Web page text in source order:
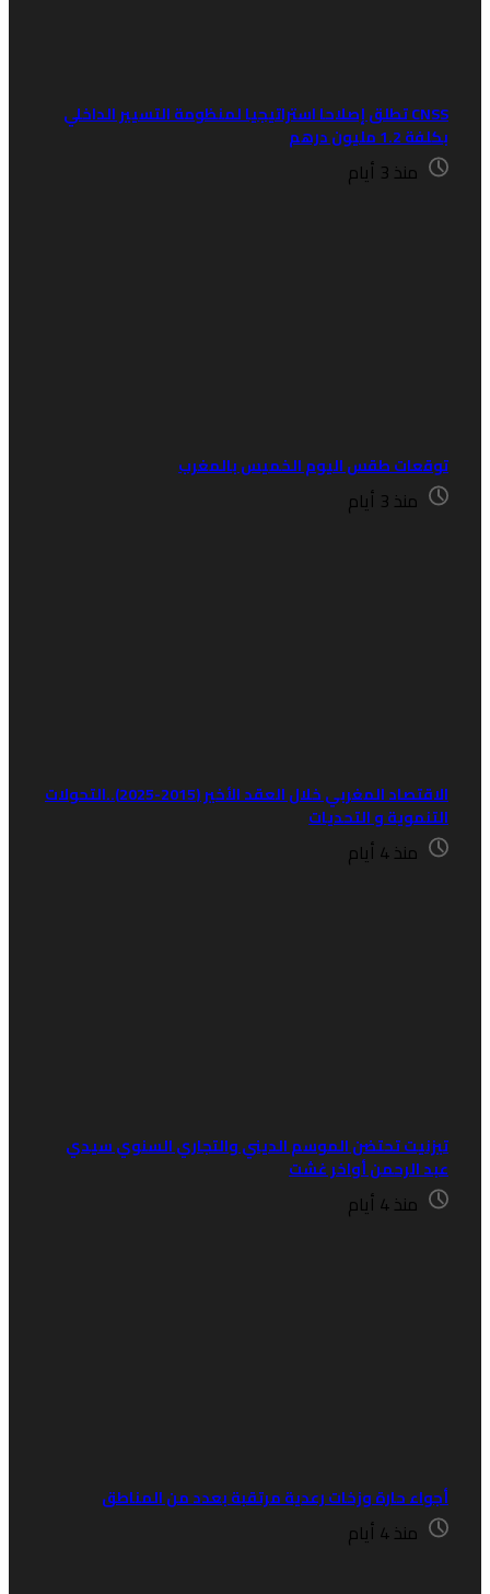
CNSS تطلق إصلاحا استراتيجيا لمنظومة التسيير الداخلي
منذ 3 أيام
طقس اليوم الخميس بالمغرب
منذ 3 أيام
الاقتصاد المغربي خلال العقد الأخير (2015-2025)..التحولات
و التحديات
منذ 4 أيام
تحتضن الموسم الديني والتجاري السنوي سيدي
الرحمن أواخر غشت
منذ 4 أيام
حارة وزخات رعدية مرتقبة بعدد من المناطق
منذ 4 أيام